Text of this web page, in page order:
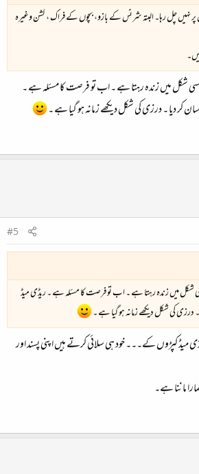
نہیں چل رہا۔ البتہ شرٹس کے بازو، بچوں کے فراک ، کشن وغیرہ
شکل میں زندہ رہتا ہے ۔ اب تو فرصت کا مسئلہ ہے ۔
دیا ۔ درزی کی شکل دیکھے زمانہ ہو گیا ہے ۔
#5
شکل میں زندہ رہتا ہے ۔ اب تو فرصت کا مسئلہ ہے ۔ ریڈی میڈ
کی شکل دیکھے زمانہ ہو گیا ہے ۔
میڈ کپڑوں کے۔۔۔ خود ہی سلائی کرتے ہیں اپنی پسند اور
ماننا ہے۔